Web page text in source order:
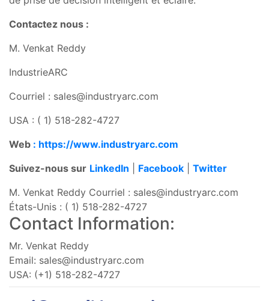
Contactez nous :
M. Venkat Reddy
IndustrieARC
Courriel : sales@industryarc.com
USA : ( 1) 518-282-4727
Web : https://www.industryarc.com
Suivez-nous sur LinkedIn Facebook
Twitter
M. Venkat Reddy Courriel : sales@industryarc.com
États-Unis : ( 1) 518-282-4727
Contact Information:
Mr. Venkat Reddy
Email: sales@industryarc.com
USA: (+1) 518-282-4727